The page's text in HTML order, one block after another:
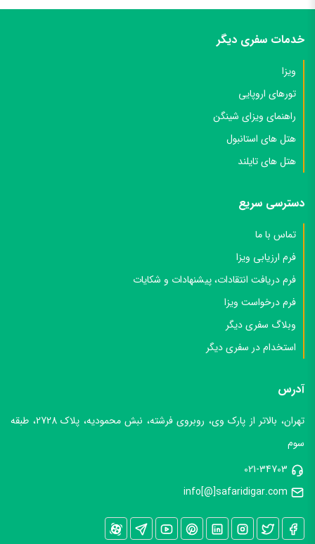
خدمات سفری دیگر
ویزا
تورهای اروپایی
راهنمای ویزای شینگن
هتل های استانبول
هتل های تایلند
دسترسی سریع
تماس با ما
فرم ارزیابی ویزا
فرم دریافت انتقادات، پیشنهادات و شکایات
فرم درخواست ویزا
وبلاگ سفری دیگر
استخدام در سفری دیگر
آدرس
تهران، بالاتر از پارک وی، روبروی فرشته، نبش محمودیه، پلاک 2728، طبقه
سوم
021-34703
info[@]safaridigar.com